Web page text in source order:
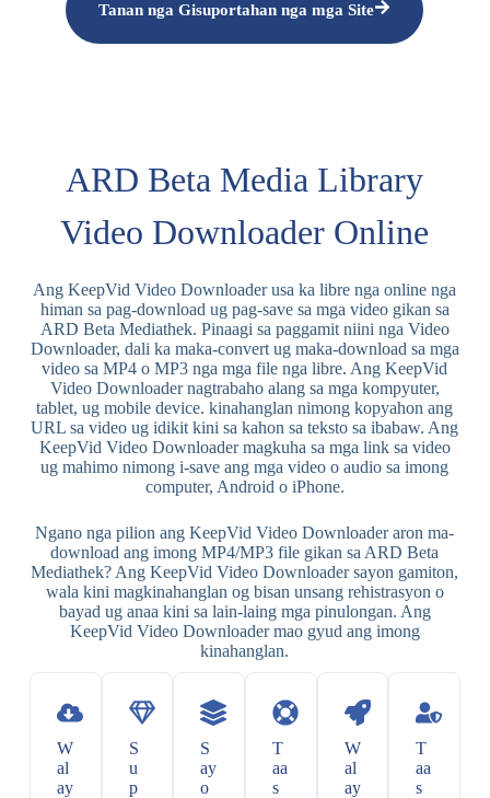
Tanan nga Gisuportahan nga mga Site
ARD Beta Media Library
Video Downloader Online
Ang KeepVid Video Downloader usa ka libre nga online nga
himan sa pag-download ug pag-save sa mga video gikan sa
ARD Beta Mediathek. Pinaagi sa paggamit niini nga Video
Downloader, dali ka maka-convert ug maka-download sa mga
video sa MP4 o MP3 nga mga file nga libre. Ang KeepVid
Video Downloader nagtrabaho alang sa mga kompyuter,
tablet, ug mobile device. kinahanglan nimong kopyahon ang
URL sa video ug idikit kini sa kahon sa teksto sa ibabaw. Ang
KeepVid Video Downloader magkuha sa mga link sa video
ug mahimo nimong i-save ang mga video o audio sa imong
computer, Android o iPhone.
Ngano nga pilion ang KeepVid Video Downloader aron ma-
download ang imong MP4/MP3 file gikan sa ARD Beta
Mediathek? Ang KeepVid Video Downloader sayon ​​​​gamiton,
wala kini magkinahanglan og bisan unsang rehistrasyon o
bayad ug anaa kini sa lain-laing mga pinulongan. Ang
KeepVid Video Downloader mao gyud ang imong
kinahanglan.
W
al
ay
S
u
p
S
ay
o
T
aa
s
W
al
ay
T
aa
s